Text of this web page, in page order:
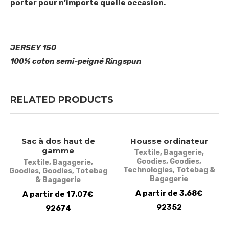
porter pour n’importe quelle occasion.
JERSEY 150
100% coton semi-peigné Ringspun
RELATED PRODUCTS
Sac à dos haut de
gamme
Textile, Bagagerie,
Goodies, Goodies, Totebag
& Bagagerie
A partir de 17.07€
92674
Housse ordinateur
Textile, Bagagerie,
Goodies, Goodies,
Technologies, Totebag &
Bagagerie
A partir de 3.68€
92352